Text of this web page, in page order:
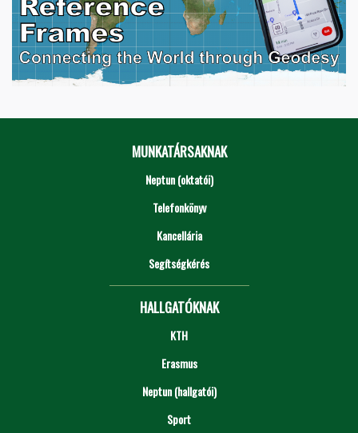
MUNKATÁRSAKNAK
Neptun (oktatói)
Telefonkönyv
Kancellária
Segítségkérés
HALLGATÓKNAK
KTH
Erasmus
Neptun (hallgatói)
Sport